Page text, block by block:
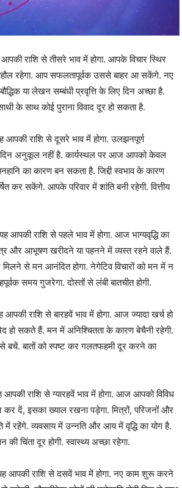
राशि से तीसरे भाव में होगा. आपके विचार स्थिर
रहेगा. आप सफलतापूर्वक उससे बाहर आ सकेंगे. नए
या लेखन सम्बंधी प्रवृत्ति के लिए दिन अच्छा है.
के साथ कोई पुराना विवाद दूर हो सकता है.
राशि से दूसरे भाव में होगा. उलझनपूर्ण
अनुकूल नहीं है. कार्यस्थल पर आज आपको केवल
का कारण बन सकता है. जिद्दी स्वभाव के कारण
कर सकेंगे. आपके परिवार में शांति बनी रहेगी. वित्तीय
राशि से पहले भाव में होगा. आज भाग्यवृद्धि का
और आभूषण खरीदने या पहनने में व्यस्त रहने वाले हैं.
से मन आनंदित होगा. नेगेटिव विचारों को मन में न
समय गुजरेगा. दोस्तों से लंबी बातचीत होगी.
राशि से बारहवें भाव में होगा. आज ज्यादा खर्च हो
हो सकते हैं. मन में अनिश्चितता के कारण बेचैनी रहेगी.
बचें. बातों को स्पष्ट कर गलतफहमी दूर करने का
राशि से ग्यारहवें भाव में होगा. आज आपको विविध
दें, इसका ख्याल रखना पड़ेगा. मित्रों, परिजनों और
में रहेंगे. व्यवसाय में उन्नति और आय में वृद्धि का योग है.
चिंता दूर होगी. स्वास्थ्य अच्छा रहेगा.
आपकी राशि से दसवें भाव में होगा. नए काम शुरू करने